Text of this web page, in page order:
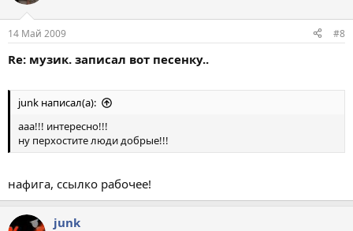
14 Май 2009 #8
Re: музик. записал вот песенку..
junk написал(а):
ааа!!! интересно!!!
ну перхостите люди добрые!!!
нафига, ссылко рабочее!
junk